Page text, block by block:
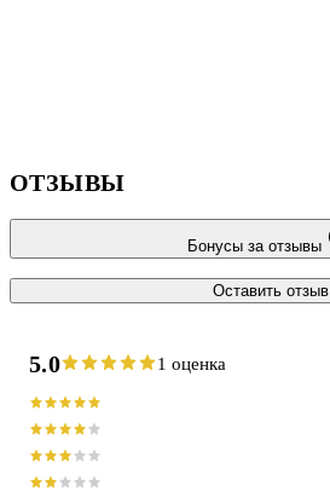
ОТЗЫВЫ
Бонусы за отзывы
Оставить отзыв
5.0 1 оценка